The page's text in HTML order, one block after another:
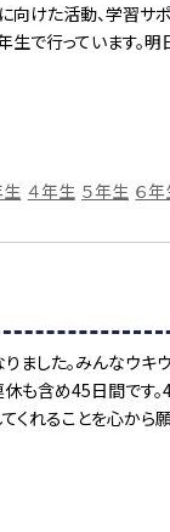
向けた活動、学習サ
生で行っています。
生 ４年生 ５年生 ６年
ました。みんなウキ
休も含め45日間です
くれることを心から